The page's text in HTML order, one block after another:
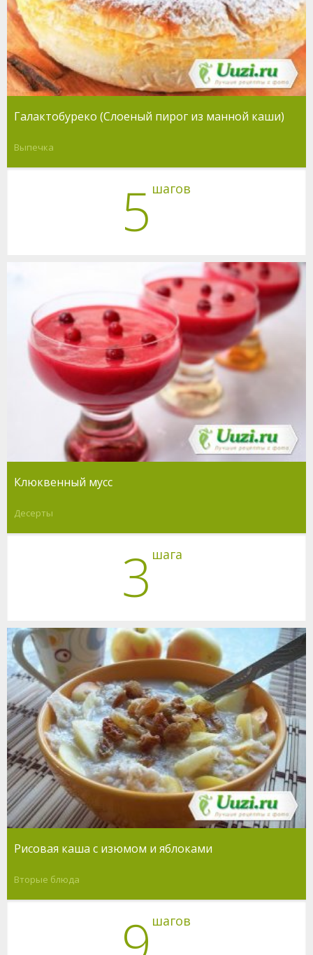
Галактобуреко (Слоеный пирог из манной каши)
Выпечка
5 шагов
Клюквенный мусс
Десерты
3 шага
Рисовая каша с изюмом и яблоками
Вторые блюда
шагов